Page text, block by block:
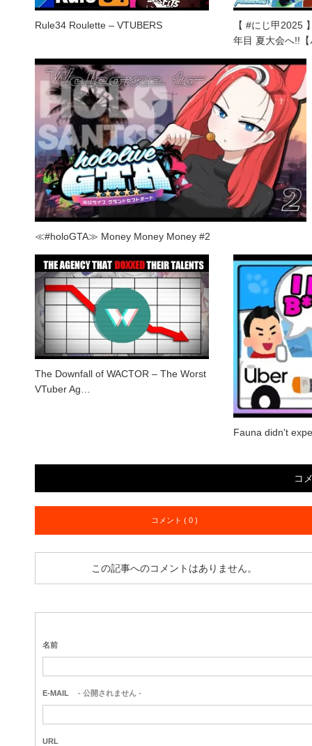
Rule34 Roulette – VTUBERS
【 #にじ甲2025
年目 夏大会へ!!
≪#holoGTA≫ Money Money Money #2
The Downfall of WACTOR – The Worst
VTuber Ag…
Fauna didn't
コ
コメント ( 0 )
この記事へのコメントはありません。
名前
E-MAIL - 公開されません -
URL